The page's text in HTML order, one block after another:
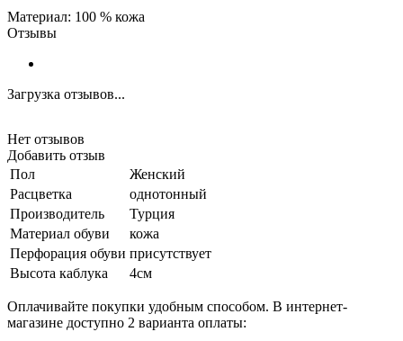
Материал: 100 % кожа
Отзывы
Загрузка отзывов...
Нет отзывов
Добавить отзыв
Пол
Женский
Расцветка
однотонный
Производитель
Турция
Материал обуви
кожа
Перфорация обуви присутствует
Высота каблука
4см
Оплачивайте покупки удобным способом. В интернет-
магазине доступно 2 варианта оплаты: